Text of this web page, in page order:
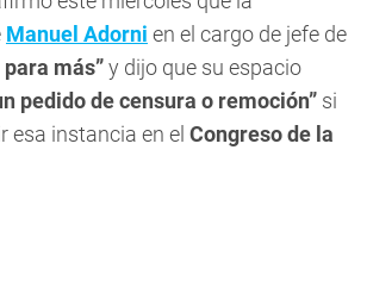
Manuel Adorni en el cargo de jefe de
para más”y dijo que su espacio
pedido de censura o remoción” si
esa instancia en el Congreso de la